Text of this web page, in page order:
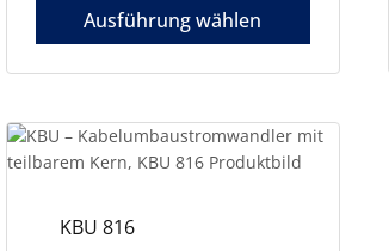
gewählt
werden
Ausführung wählen
KBU 816